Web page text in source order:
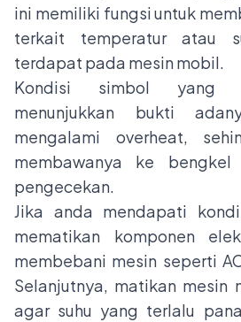
ini memiliki fungsi untuk
terkait temperatur atau
terdapat pada mesin mobil.
Kondisi simbol yang
menunjukkan bukti
mengalami overheat,
membawanya ke bengkel
pengecekan.
Jika anda mendapati
mematikan komponen
membebani mesin seperti
Selanjutnya, matikan mesin
agar suhu yang terlalu